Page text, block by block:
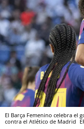
El Barça Femenino celebra el
contra el Atlético de Madrid